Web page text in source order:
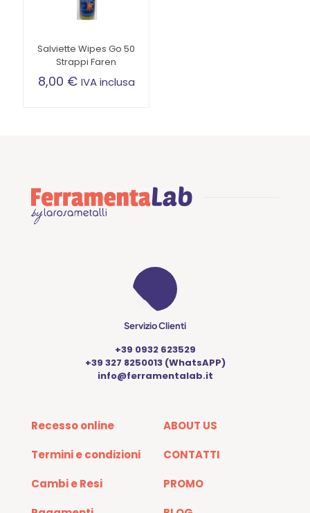
Salviette Wipes Go 50
Strappi Faren
8,00 € IVA inclusa
Servizio Clienti
+39 0932 623529
+39 327 8250013 (WhatsAPP)
info@ferramentalab.it
Recesso online
Termini e condizioni
Cambi e Resi
ABOUT US
CONTATTI
PROMO